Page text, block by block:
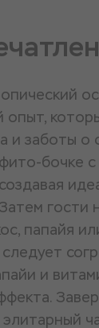
и заботы о
бочке
папайя
следует
и